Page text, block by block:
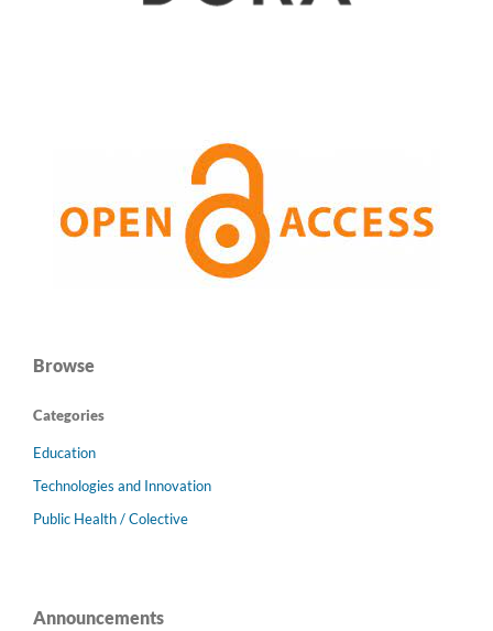
Browse
Categories
Education
Technologies and Innovation
Public Health / Colective
Announcements